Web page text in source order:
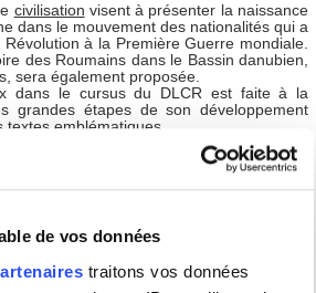
de vos données
traitons vos données
civilisation visent à présenter la naissance
dans le mouvement des nationalités qui a
à la Première Guerre mondiale.
des Roumains dans le Bassin danubien,
sera également proposée.
le cursus du DLCR est faite à la
grandes étapes de son développement
emblématiques.
l'étudiant se sera forgé une fine
des Roumains, fondée sur une riche
ouverte aux grands courants
de la formation DLCR et des
sera publiée d'ici la mi-juillet sur la page